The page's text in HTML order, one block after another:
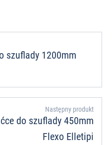
szuflady 1200mm
Następny produkt
do szuflady 450mm
Flexo Elletipi